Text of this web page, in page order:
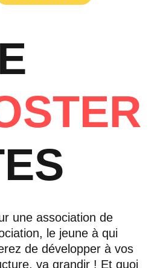
une association de
le jeune à qui
de développer à vos
va grandir ! Et quoi